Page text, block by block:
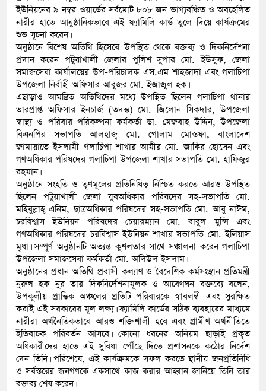
ইউনিয়নের ৯ নম্বর ওয়ার্ডের সর্বমোট ৮০৮ জন ভাগ্যবঞ্চিত ও অবহেলিত
নারীর হাতে আনুষ্ঠানিকভাবে এই ফ্যামিলি কার্ড তুলে দিয়ে কার্যক্রমের
শুভ সূচনা করেন।
​অনুষ্ঠানে বিশেষ অতিথি হিসেবে উপস্থিত থেকে বক্তব্য ও দিকনির্দেশনা
প্রদান করেন পটুয়াখালী জেলার পুলিশ সুপার মো. ইউসুফ, জেলা
সমাজসেবা কার্যালয়ের উপ-পরিচালক এস.এম শাহজাদা এবং গলাচিপা
উপজেলা নির্বাহী অফিসার আবুজর মো. ইজাজুল হক।
​এছাড়াও আমন্ত্রিত অতিথিদের মধ্যে উপস্থিত ছিলেন গলাচিপা থানার
ভারপ্রাপ্ত অফিসার ইনচার্জ (তদন্ত) মো. জিলোন সিকদার, উপজেলা
স্বাস্থ্য ও পরিবার পরিকল্পনা কর্মকর্তা ডা. মেজবাহ উদ্দিন, উপজেলা
বিএনপির সভাপতি আলহাজ্ব মো. গোলাম মোস্তফা, বাংলাদেশ
জামায়াতে ইসলামী গলাচিপা শাখার আমীর মো. জাকির হোসেন এবং
গণঅধিকার পরিষদের গলাচিপা উপজেলা শাখার সভাপতি মো. হাফিজুর
রহমান।
​অনুষ্ঠানে সংহতি ও তৃণমূলের প্রতিনিধিত্ব নিশ্চিত করতে আরও উপস্থিত
ছিলেন পটুয়াখালী জেলা যুবঅধিকার পরিষদের সহ-সভাপতি মো.
মহিবুল্লাহ্ এনিম, ছাত্রঅধিকার পরিষদের সহ-সভাপতি মো. আবু নাঈম,
চরবিশ্বাস ইউনিয়ন পরিষদের চেয়ারম্যান মো. বাবুল মুন্সি এবং
গণঅধিকার পরিষদের চরবিশ্বাস ইউনিয়ন শাখার সভাপতি মো. ইলিয়াস
মৃধা। সম্পূর্ণ অনুষ্ঠানটি অত্যন্ত কুশলতার সাথে সঞ্চালনা করেন গলাচিপা
উপজেলা সমাজসেবা কর্মকর্তা মো. অলিউল ইসলাম।
​অনুষ্ঠানের প্রধান অতিথি প্রবাসী কল্যাণ ও বৈদেশিক কর্মসংস্থান প্রতিমন্ত্রী
নুরুল হক নুর তার দিকনির্দেশনামূলক ও আবেগঘন বক্তব্যে বলেন,
উপকূলীয় প্রান্তিক অঞ্চলের প্রতিটি পরিবারকে স্বাবলম্বী এবং সুরক্ষিত
করাই এই সরকারের মূল লক্ষ্য। ফ্যামিলি কার্ডের সঠিক ব্যবহারের মাধ্যমে
নারীরা অর্থনৈতিকভাবে আরও শক্তিশালী হবে এবং গ্রামীণ অর্থনীতিতে
ইতিবাচক পরিবর্তন আসবে। কোনো ধরনের অনিয়ম ছাড়াই প্রকৃত
অধিকারীদের হাতে এই সুবিধা পৌঁছে দিতে প্রশাসনকে কঠোর নির্দেশ
দেন তিনি। পরিশেষে, এই কার্যক্রমকে সফল করতে স্থানীয় জনপ্রতিনিধি
ও সর্বস্তরের জনগণকে একসাথে কাজ করার আহ্বান জানিয়ে তিনি তার
বক্তব্য শেষ করেন।